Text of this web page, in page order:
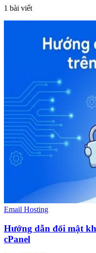
1 bài viết
Email Hosting
Hướng dẫn đổi mật
cPanel